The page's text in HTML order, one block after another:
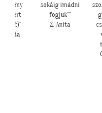
Anita
sokáig imádni
fogjuk""
Z. Anita